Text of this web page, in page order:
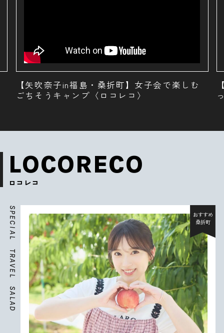
【矢吹奈子in福島・桑折町】桃1個まるごと使
ったグルメ〈ロコレコ〉
LOCORECO
ロコレコ
S
P
E
C
I
A
L
T
R
A
V
E
L
S
A
L
A
D
おすすめ
桑折町